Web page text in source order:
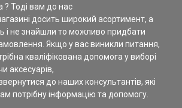
? Тоді вам до нас
досить широкий асортимент, а
і не знайшли то можливо придбати
Якщо у вас виникли питання,
кваліфікована допомога у виборі
аксесуарів,
до наших консультантів, які
потрібну інформацію та допомогу.